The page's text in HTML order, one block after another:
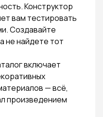
Конструктор
вам тестировать
Создавайте
не найдете тот
включает
— всё,
произведением